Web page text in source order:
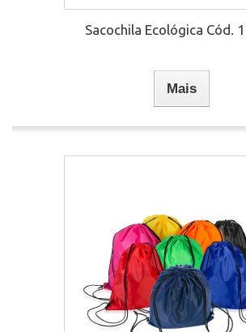
Sacochila Ecológica Cód.
Mais